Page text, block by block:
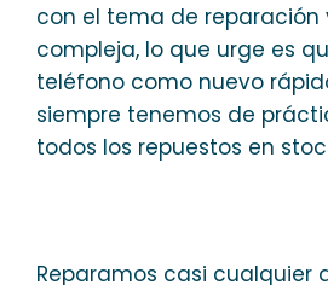
con el tema de reparación
compleja, lo que urge es
teléfono como nuevo
siempre tenemos de
todos los repuestos en
Reparamos casi cualquier